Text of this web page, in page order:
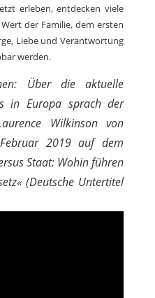
erleben, entdecken viele
der Familie, dem ersten
Liebe und Verantwortung
werden.
Über die aktuelle
in Europa sprach der
Wilkinson von
2019 auf dem
Staat: Wohin führen
(Deutsche Untertitel